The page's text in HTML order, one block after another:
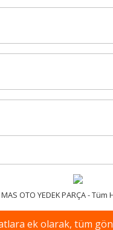
OTO YEDEK PARÇA - Tüm
ek olarak, tüm